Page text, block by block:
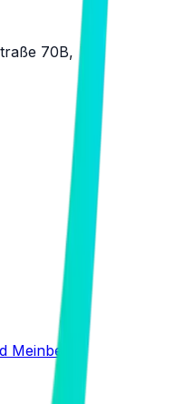
70B,